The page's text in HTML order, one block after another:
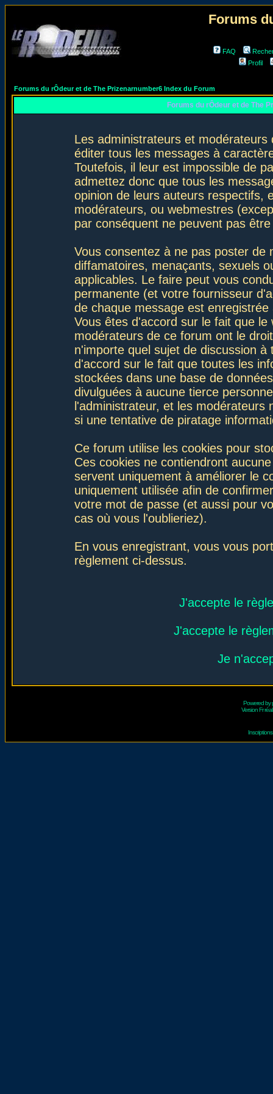
Forums
FAQ
Profil
Forums du rÔdeur et de The Prizenarnumber6 Index du Forum
Forums du rÔdeur et de The
Les administrateurs et
éditer tous les messages à
Toutefois, il leur est impossible de
admettez donc que tous les
opinion de leurs auteurs respectifs,
modérateurs, ou webmestres
par conséquent ne peuvent pas
Vous consentez à ne pas poster de
diffamatoires, menaçants, sexuels
applicables. Le faire peut vous
permanente (et votre fournisseur
de chaque message est
Vous êtes d'accord sur le fait que
modérateurs de ce forum ont le
n'importe quel sujet de discussion
d'accord sur le fait que toutes les
stockées dans une base de
divulguées à aucune tierce
l'administrateur, et les
si une tentative de piratage
Ce forum utilise les cookies pour
Ces cookies ne contiendront
servent uniquement à améliorer le
uniquement utilisée afin de
votre mot de passe (et aussi pour
cas où vous l'oublieriez).
En vous enregistrant, vous vous
règlement ci-dessus.
J'accepte le
J'accepte le
Je
Powered by
Version Fr